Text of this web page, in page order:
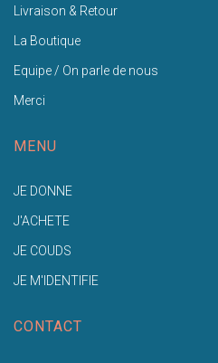
Livraison & Retour
La Boutique
Equipe / On parle de nous
Merci
MENU
JE DONNE
J'ACHETE
JE COUDS
JE M'IDENTIFIE
CONTACT